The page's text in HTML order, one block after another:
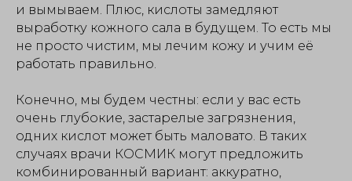
и вымываем. Плюс, кислоты замедляют
выработку кожного сала в будущем. То есть мы
не просто чистим, мы лечим кожу и учим её
работать правильно.
Конечно, мы будем честны: если у вас есть
очень глубокие, застарелые загрязнения,
одних кислот может быть маловато. В таких
случаях врачи КОСМИК могут предложить
комбинированный вариант: аккуратно,